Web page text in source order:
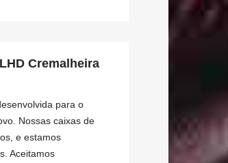
Cremalheira
para o
Nossas caixas de
e estamos
Aceitamos